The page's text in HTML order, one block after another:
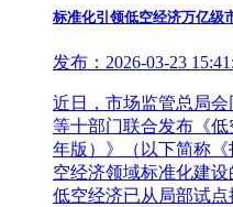
标准化引领低空经济万亿级
发布：2026-03-23
近日，市场监管总局
等十部门联合发布《
年版）》（以下简称
空经济领域标准化建
低空经济已从局部试点